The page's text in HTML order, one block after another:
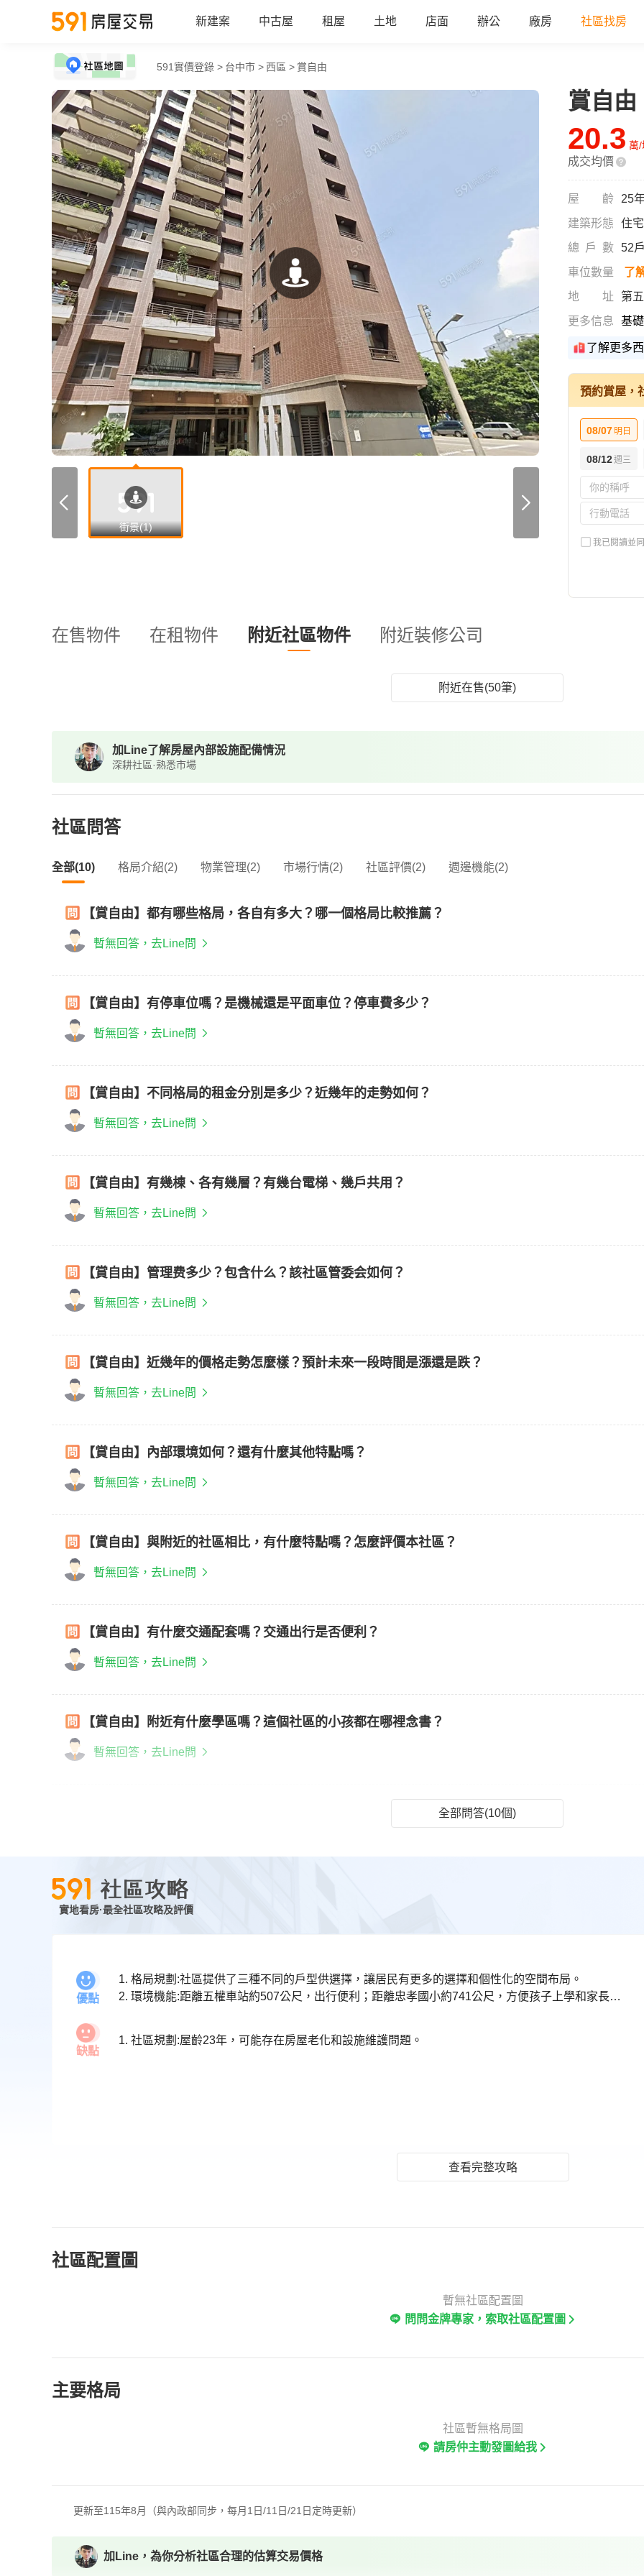
新建案 中古屋 租屋 土地 店面 辦公 廠房 社區找房
591實價登錄 > 台中市 >西區 > 賞自由
街景(1)
賞自由
20.3 萬/
成交均價
屋齡
25
建築形態
住
總戶數 52戶
車位數量
了
地址
第
更多信息
基
了解更多
預約賞屋，
08/07 明日
08/12週三
我已閱讀並
在售物件 在租物件 附近社區物件 附近裝修公司
附近在售(50筆)
加Line了解房屋內部設施配備情況
深耕社區·熟悉市場
社區問答
全部(10) 格局介紹(2) 物業管理(2) 市場行情(2) 社區評價(2) 週邊機能(2)
【賞自由】都有哪些格局，各自有多大？哪一個格局比較推薦？
暫無回答，去Line問
【賞自由】有停車位嗎？是機械還是平面車位？停車費多少？
暫無回答，去Line問
【賞自由】不同格局的租金分別是多少？近幾年的走勢如何？
暫無回答，去Line問
【賞自由】有幾棟、各有幾層？有幾台電梯、幾戶共用？
暫無回答，去Line問
【賞自由】管理费多少？包含什么？該社區管委会如何？
暫無回答，去Line問
【賞自由】近幾年的價格走勢怎麼樣？預計未來一段時間是漲還是跌？
暫無回答，去Line問
【賞自由】內部環境如何？還有什麼其他特點嗎？
暫無回答，去Line問
【賞自由】與附近的社區相比，有什麼特點嗎？怎麼評價本社區？
暫無回答，去Line問
【賞自由】有什麼交通配套嗎？交通出行是否便利？
暫無回答，去Line問
【賞自由】附近有什麼學區嗎？這個社區的小孩都在哪裡念書？
暫無回答，去Line問
全部問答(10個)
實地看房·最全社區攻略及評價
優點
1. 格局規劃:社區提供了三種不同的戶型供選擇，讓居民有更多的選擇和個性化的空間布局。
2. 環境機能:距離五權車站約507公尺，出行便利；距離忠孝國小約741公尺，方便孩子上學和家長接送。
缺點
1. 社區規劃:屋齡23年，可能存在房屋老化和設施維護問題。
查看完整攻略
社區配置圖
暫無社區配置圖
問問金牌專家，索取社區配置圖
主要格局
社區暫無格局圖
請房仲主動發圖給我
更新至115年8月（與內政部同步，每月1日/11日/21日定時更新）
加Line，為你分析社區合理的估算交易價格